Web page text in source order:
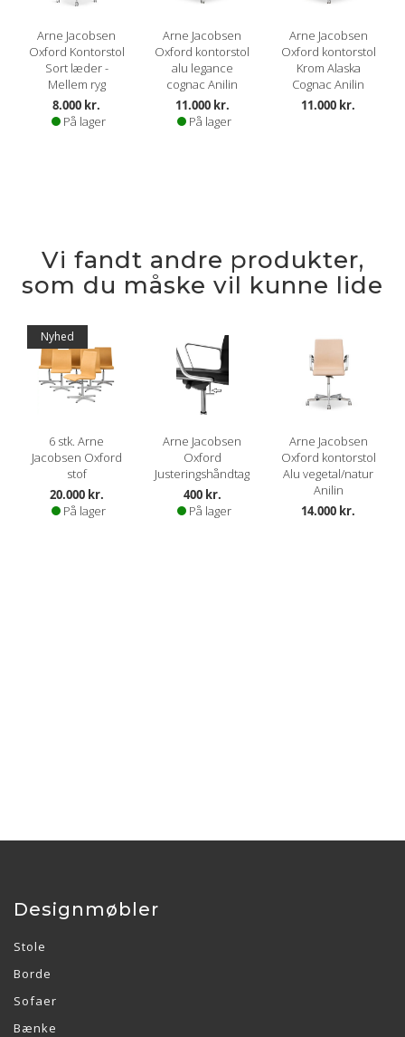
Arne Jacobsen
Oxford Kontorstol
Sort læder -
Mellem ryg
8.000 kr.
På lager
Arne Jacobsen
Oxford kontorstol
alu legance
cognac Anilin
11.000 kr.
På lager
Arne Jacobsen
Oxford kontorstol
Krom Alaska
Cognac Anilin
11.000 kr.
Vi fandt andre produkter,
som du måske vil kunne lide
Nyhed
6 stk. Arne
Jacobsen Oxford
stof
20.000 kr.
På lager
Arne Jacobsen
Oxford
Justeringshåndtag
400 kr.
På lager
Arne Jacobsen
Oxford kontorstol
Alu vegetal/natur
Anilin
14.000 kr.
Designmøbler
Stole
Borde
Sofaer
Bænke